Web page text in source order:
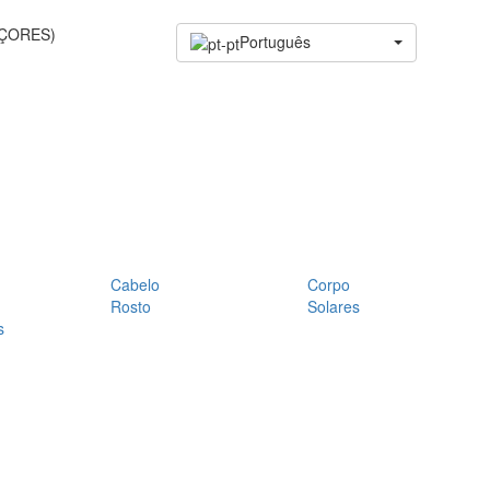
Português
Cabelo
Corpo
Rosto
Solares